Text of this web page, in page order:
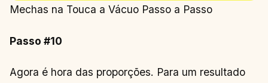
Mechas na Touca a Vácuo Passo a Passo
Passo #10
Agora é hora das proporções. Para um resultado